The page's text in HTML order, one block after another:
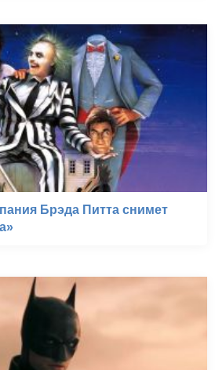
Брэда Питта снимет